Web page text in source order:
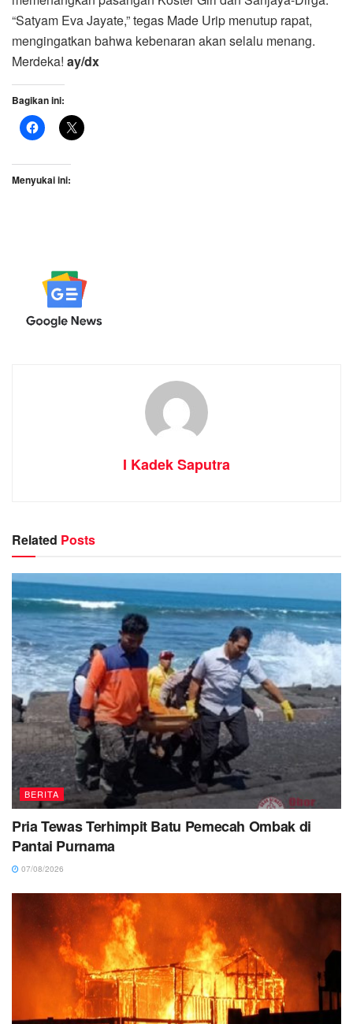
“Satyam Eva Jayate,” tegas Made Urip menutup rapat,
mengingatkan bahwa kebenaran akan selalu menang.
Merdeka! ay/dx
Bagikan ini:
Menyukai ini:
I Kadek Saputra
Related Posts
BERITA
Pria Tewas Terhimpit Batu Pemecah Ombak di
Pantai Purnama
07/08/2026